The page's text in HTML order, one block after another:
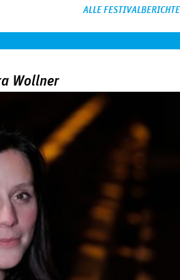
ALLE FESTIVALBERICHTE
Wollner